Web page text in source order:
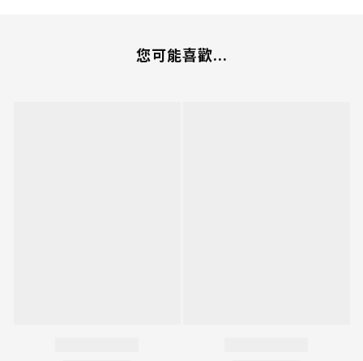
您可能喜歡...